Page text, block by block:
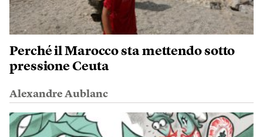
Perché il Marocco sta mettendo sotto
pressione Ceuta
Alexandre Aublanc